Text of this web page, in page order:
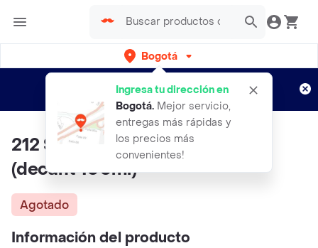
Bogotá
Ingresa tu dirección en
Bogotá. Mejor servicio,
entregas más rápidas y
los precios más
convenientes!
envíos gratis por semanas
Aplican TyC
212 Sexy Men Carolina Herrera
(decant 100ml)
Agotado
Información del producto